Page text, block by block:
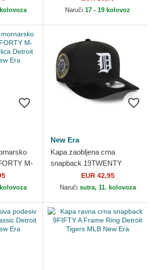
Naruči 17 - 19 kolovoz
M-
Detroit
New Era
Kapa zaobljena crna
snapback 19TWENTY
Cooperstown Cord Detroit
Tigers MLB New Era
EUR 42,95
Naruči sutra, 11. kolovoza